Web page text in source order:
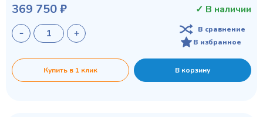
369 750 ₽ ✓ В наличии
В сравнение
В избранное
Купить в 1 клик В корзину
Privacy notice